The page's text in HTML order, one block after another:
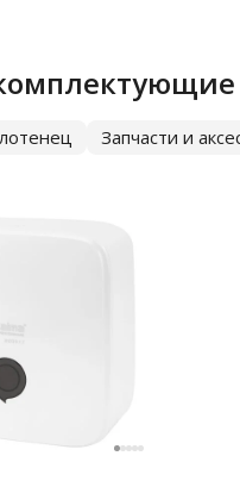
Запчасти и